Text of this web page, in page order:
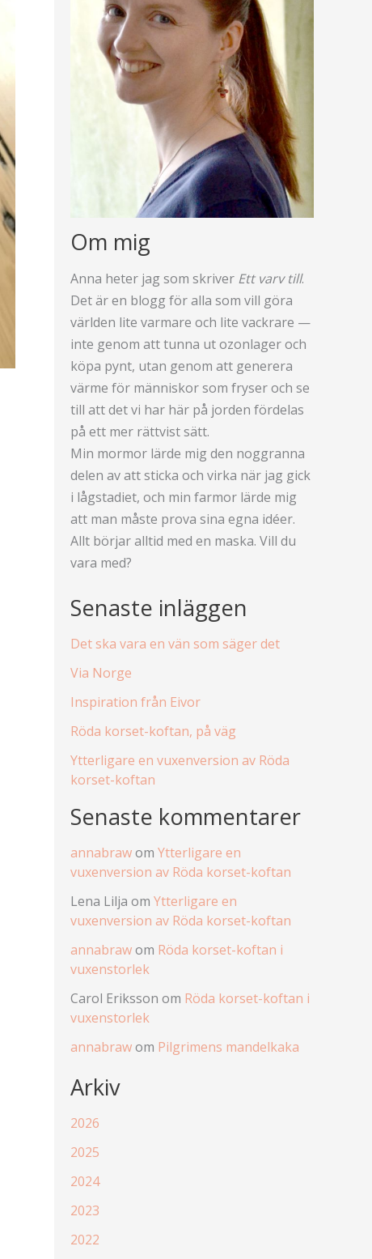
Om mig
Anna heter jag som skriver Ett varv till.
Det är en blogg för alla som vill göra
världen lite varmare och lite vackrare —
inte genom att tunna ut ozonlager och
köpa pynt, utan genom att generera
värme för människor som fryser och se
till att det vi har här på jorden fördelas
på ett mer rättvist sätt.
Min mormor lärde mig den noggranna
delen av att sticka och virka när jag gick
i lågstadiet, och min farmor lärde mig
att man måste prova sina egna idéer.
Allt börjar alltid med en maska. Vill du
vara med?
Senaste inläggen
Det ska vara en vän som säger det
Via Norge
Inspiration från Eivor
Röda korset-koftan, på väg
Ytterligare en vuxenversion av Röda
korset-koftan
Senaste kommentarer
annabrawom Ytterligare en
vuxenversion av Röda korset-koftan
Lena Lilja om Ytterligare en
vuxenversion av Röda korset-koftan
annabrawom Röda korset-koftan i
vuxenstorlek
Carol Eriksson om Röda korset-koftan i
vuxenstorlek
annabrawom Pilgrimens mandelkaka
Arkiv
2026
2025
2024
2023
2022